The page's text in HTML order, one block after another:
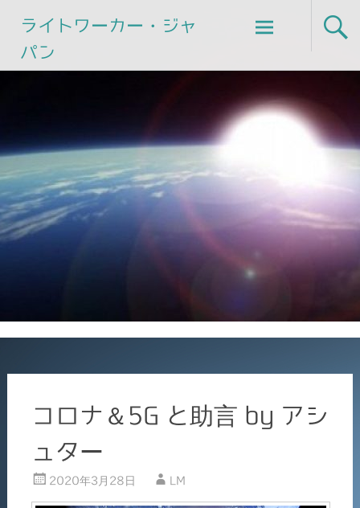
ライトワーカー・ジャ
パン
Skip
to
コロナ＆5G と助言 by アシ
ュター
2020年3月28日 LM